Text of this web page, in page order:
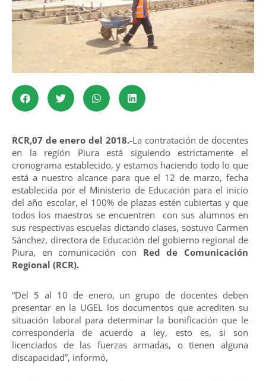
RCR,07 de enero del 2018.-La contratación de docentes
en la región Piura está siguiendo estrictamente el
cronograma establecido, y estamos haciendo todo lo que
está a nuestro alcance para que el 12 de marzo, fecha
establecida por el Ministerio de Educación para el inicio
del año escolar, el 100% de plazas estén cubiertas y que
todos los maestros se encuentren con sus alumnos en
sus respectivas escuelas dictando clases, sostuvo Carmen
Sánchez, directora de Educación del gobierno regional de
Piura, en comunicación con Red de Comunicación
Regional (RCR).
“Del 5 al 10 de enero, un grupo de docentes deben
presentar en la UGEL los documentos que acrediten su
situación laboral para determinar la bonificación que le
correspondería de acuerdo a ley, esto es, si son
licenciados de las fuerzas armadas, o tienen alguna
discapacidad”, informó,